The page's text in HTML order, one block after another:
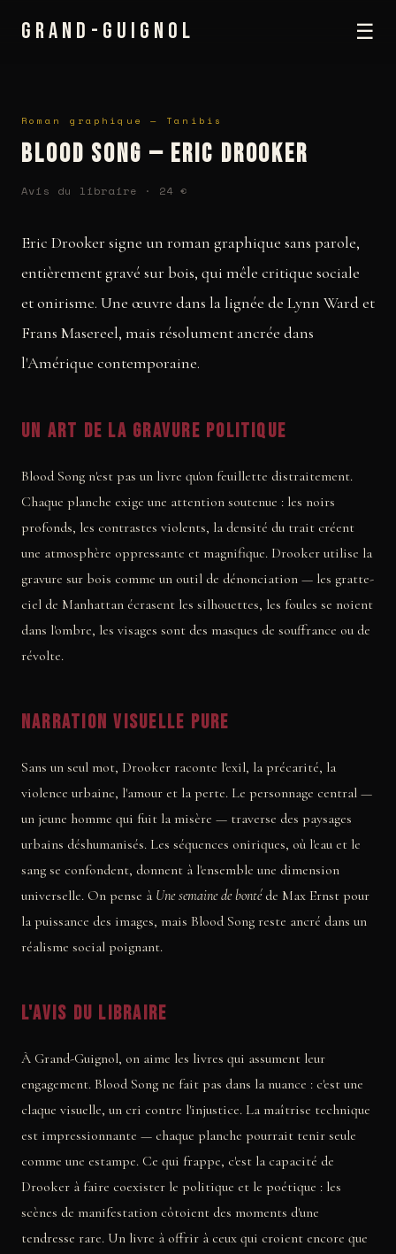
GRAND-GUIGNOL ☰
Roman graphique — Tanibis
Blood Song — Eric Drooker
Avis du libraire · 24 €
Eric Drooker signe un roman graphique sans parole,
entièrement gravé sur bois, qui mêle critique sociale
et onirisme. Une œuvre dans la lignée de Lynn Ward et
Frans Masereel, mais résolument ancrée dans
l'Amérique contemporaine.
Un art de la gravure politique
Blood Song n'est pas un livre qu'on feuillette distraitement.
Chaque planche exige une attention soutenue : les noirs
profonds, les contrastes violents, la densité du trait créent
une atmosphère oppressante et magnifique. Drooker utilise la
gravure sur bois comme un outil de dénonciation — les gratte-
ciel de Manhattan écrasent les silhouettes, les foules se noient
dans l'ombre, les visages sont des masques de souffrance ou de
révolte.
Narration visuelle pure
Sans un seul mot, Drooker raconte l'exil, la précarité, la
violence urbaine, l'amour et la perte. Le personnage central —
un jeune homme qui fuit la misère — traverse des paysages
urbains déshumanisés. Les séquences oniriques, où l'eau et le
sang se confondent, donnent à l'ensemble une dimension
universelle. On pense à Une semaine de bontéde Max Ernst pour
la puissance des images, mais Blood Song reste ancré dans un
réalisme social poignant.
L'avis du libraire
À Grand-Guignol, on aime les livres qui assument leur
engagement. Blood Song ne fait pas dans la nuance : c'est une
claque visuelle, un cri contre l'injustice. La maîtrise technique
est impressionnante — chaque planche pourrait tenir seule
comme une estampe. Ce qui frappe, c'est la capacité de
Drooker à faire coexister le politique et le poétique : les
scènes de manifestation côtoient des moments d'une
tendresse rare. Un livre à offrir à ceux qui croient encore que